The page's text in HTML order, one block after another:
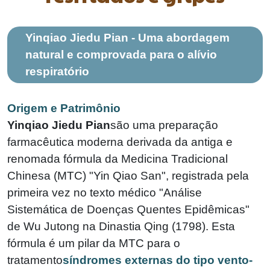
Yinqiao Jiedu Pian - Uma abordagem
natural e comprovada para o alívio
respiratório
Origem e Patrimônio
Yinqiao Jiedu Piansão uma preparação
farmacêutica moderna derivada da antiga e
renomada fórmula da Medicina Tradicional
Chinesa (MTC) "Yin Qiao San", registrada pela
primeira vez no texto médico "Análise
Sistemática de Doenças Quentes Epidêmicas"
de Wu Jutong na Dinastia Qing (1798). Esta
fórmula é um pilar da MTC para o
tratamentosíndromes externas do tipo vento-